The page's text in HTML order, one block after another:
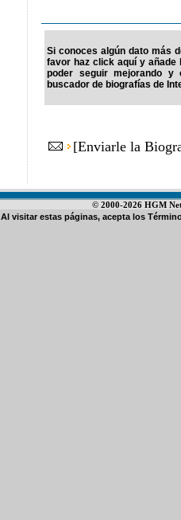
Si conoces algún dato más
favor haz click aquí y
poder seguir mejorando y
buscador de biografías de
[Enviarle la
© 2000-2026 HGM
Al visitar estas páginas, acepta los